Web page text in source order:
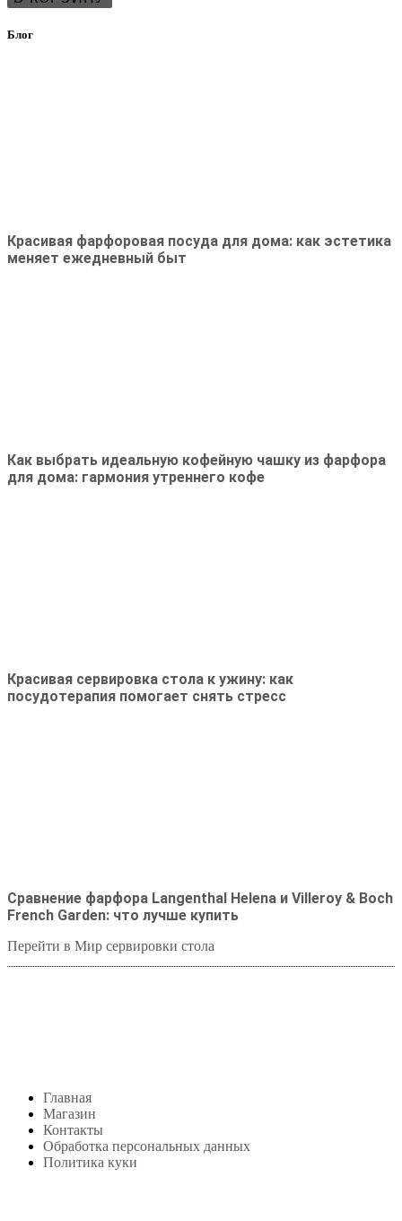
Блог
Красивая фарфоровая посуда для дома: как эстетика
меняет ежедневный быт
Как выбрать идеальную кофейную чашку из фарфора
для дома: гармония утреннего кофе
Красивая сервировка стола к ужину: как
посудотерапия помогает снять стресс
Сравнение фарфора Langenthal Helena и Villeroy & Boch
French Garden: что лучше купить
Перейти в Мир сервировки стола
Главная
Магазин
Контакты
Обработка персональных данных
Политика куки